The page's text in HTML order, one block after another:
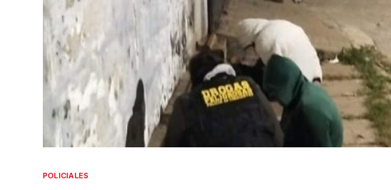
POLICIALES